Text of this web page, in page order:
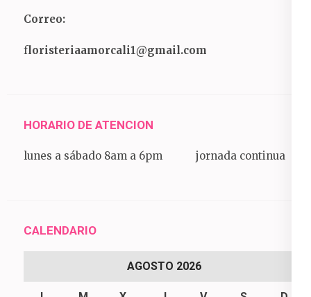
Correo:
floristeriaamorcali1@gmail.com
HORARIO DE ATENCION
lunes a sábado 8am a 6pm jornada continua
CALENDARIO
AGOSTO 2026